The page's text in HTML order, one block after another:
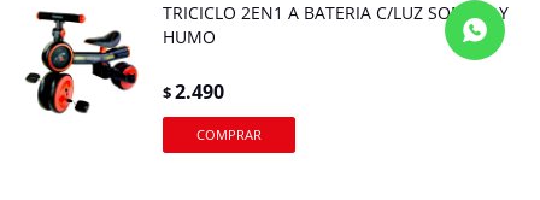
TRICICLO 2EN1 A BATERIA C/LUZ SONIDO Y
HUMO
$2.490